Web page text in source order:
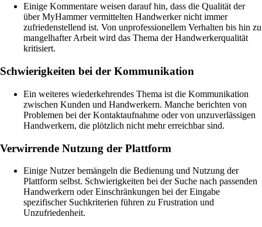
Einige Kommentare weisen darauf hin, dass die Qualität der
über MyHammer vermittelten Handwerker nicht immer
zufriedenstellend ist. Von unprofessionellem Verhalten bis hin zu
mangelhafter Arbeit wird das Thema der Handwerkerqualität
kritisiert.
Schwierigkeiten bei der Kommunikation
Ein weiteres wiederkehrendes Thema ist die Kommunikation
zwischen Kunden und Handwerkern. Manche berichten von
Problemen bei der Kontaktaufnahme oder von unzuverlässigen
Handwerkern, die plötzlich nicht mehr erreichbar sind.
Verwirrende Nutzung der Plattform
Einige Nutzer bemängeln die Bedienung und Nutzung der
Plattform selbst. Schwierigkeiten bei der Suche nach passenden
Handwerkern oder Einschränkungen bei der Eingabe
spezifischer Suchkriterien führen zu Frustration und
Unzufriedenheit.